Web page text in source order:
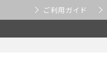
ご利用ガイド